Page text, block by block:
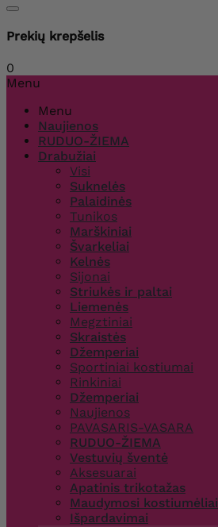
Prekių krepšelis
0
Menu
Menu
Naujienos
RUDUO-ŽIEMA
Drabužiai
Visi
Suknelės
Palaidinės
Tunikos
Marškiniai
Švarkeliai
Kelnės
Sijonai
Striukės ir paltai
Liemenės
Megztiniai
Skraistės
Džemperiai
Sportiniai kostiumai
Rinkiniai
Džemperiai
Naujienos
PAVASARIS-VASARA
RUDUO-ŽIEMA
Vestuvių šventė
Aksesuarai
Apatinis trikotažas
Maudymosi kostiumėliai
Išpardavimai